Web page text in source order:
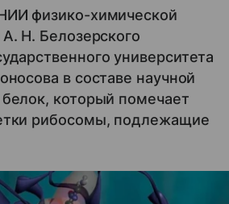
физико-химической
Н. Белозерского
университета
в составе научной
который помечает
рибосомы, подлежащие